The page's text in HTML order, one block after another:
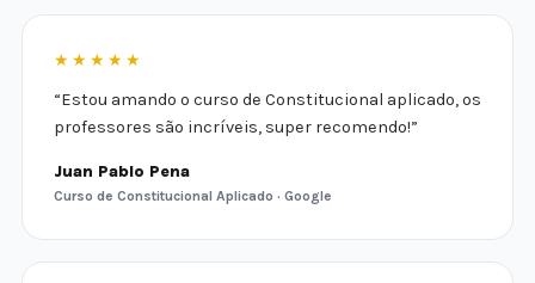
★★★★★
“Estou amando o curso de Constitucional aplicado, os
professores são incríveis, super recomendo!”
Juan Pablo Pena
Curso de Constitucional Aplicado · Google